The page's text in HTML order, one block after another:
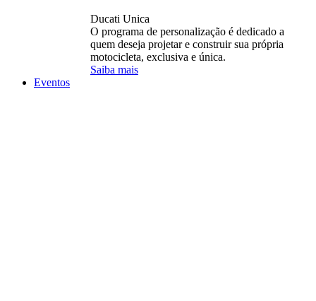
Ducati Unica
O programa de personalização é dedicado a
quem deseja projetar e construir sua própria
motocicleta, exclusiva e única.
Saiba mais
Eventos